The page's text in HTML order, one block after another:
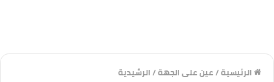
الرئيسية/عين على الجهة/الرشيدية